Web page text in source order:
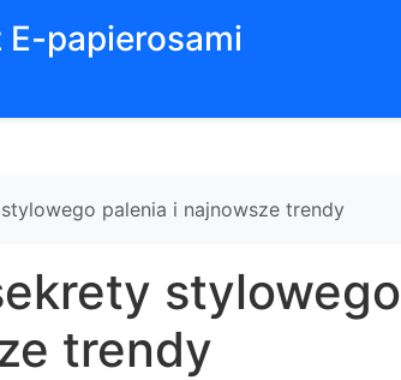
E-papierosami
palenia i najnowsze trendy
stylowego
trendy